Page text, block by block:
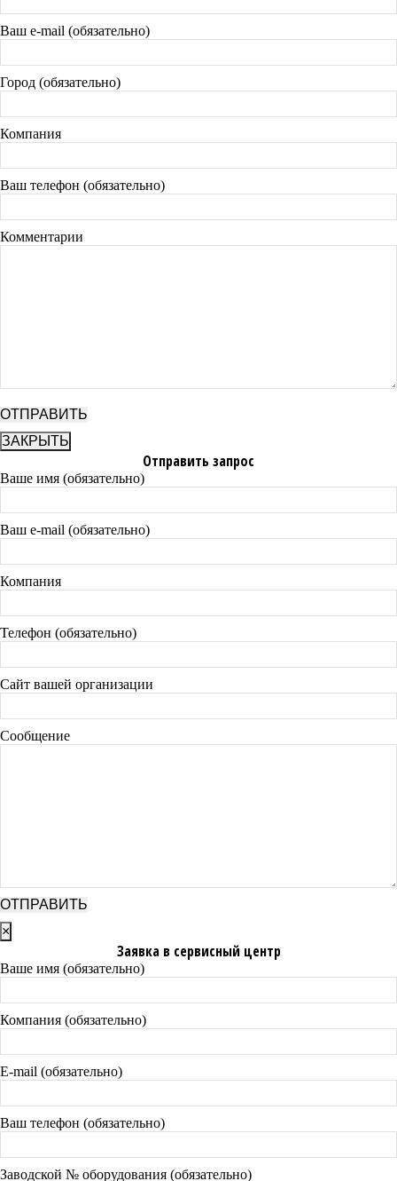
Ваш e-mail (обязательно)
Город (обязательно)
Компания
Ваш телефон (обязательно)
Комментарии
ЗАКРЫТЬ
Отправить запрос
Ваше имя (обязательно)
Ваш e-mail (обязательно)
Компания
Телефон (обязательно)
Сайт вашей организации
Сообщение
×
Заявка в сервисный центр
Ваше имя (обязательно)
Компания (обязательно)
E-mail (обязательно)
Ваш телефон (обязательно)
Заводской № оборудования (обязательно)